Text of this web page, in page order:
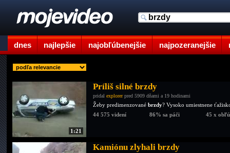
dnes najlepšie najobľúbenejšie najpozeranejšie
1:21
Príliš silné brzdy
pridal explorerpred 5909 dňami a 19 hodinami
Žeby predimenzované brzdy? Vysoko umiestnene
44 575 videní
86% sa páči 45 x
Kamiónu zlyhali brzdy